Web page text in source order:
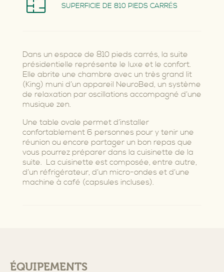
SUPERFICIE DE 810 PIEDS CARRÉS
Dans un espace de 810 pieds carrés, la suite
présidentielle représente le luxe et le confort.
Elle abrite une chambre avec un très grand lit
(King) muni d’un appareil NeuroBed, un système
de relaxation par oscillations accompagné d’une
musique zen.
Une table ovale permet d’installer
confortablement 6 personnes pour y tenir une
réunion ou encore partager un bon repas que
vous pourrez préparer dans la cuisinette de la
suite. La cuisinette est composée, entre autre,
d’un réfrigérateur, d’un micro-ondes et d’une
machine à café (capsules incluses).
ÉQUIPEMENTS